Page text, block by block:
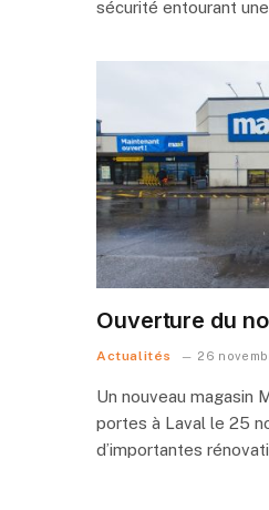
sécurité entourant
Ouverture du
Actualités 26
Un nouveau magasin
portes à Laval le 25
d’importantes